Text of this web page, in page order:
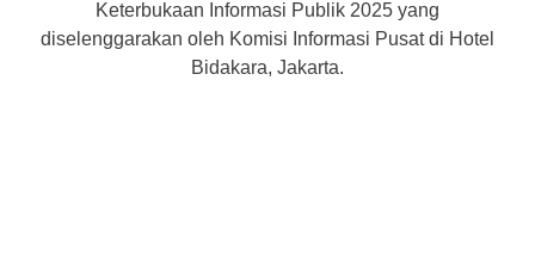
Keterbukaan Informasi Publik 2025 yang
diselenggarakan oleh Komisi Informasi Pusat di Hotel
Bidakara, Jakarta.